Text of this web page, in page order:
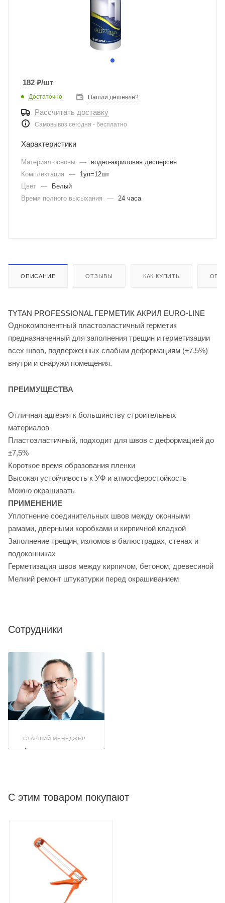
182 ₽/шт
Достаточно Нашли дешевле?
Рассчитать доставку
Самовывоз сегодня - бесплатно
Характеристики
Материал основы —
водно-акриловая дисперсия
Комплектация
—
1уп=12шт
Цвет —
Белый
Время полного высыхания
— 24 часа
ОПИСАНИЕ ОТЗЫВЫ КАК КУПИТЬ
TYTAN PROFESSIONAL ГЕРМЕТИК АКРИЛ EURO-LINE
Однокомпонентный пластоэластичный герметик
предназначенный для заполнения трещин и герметизации
всех швов, подверженных слабым деформациям (±7,5%)
внутри и снаружи помещения.
ПРЕИМУЩЕСТВА
Отличная адгезия к большинству строительных
материалов
Пластоэластичный, подходит для швов с деформацией до
±7,5%
Короткое время образования пленки
Высокая устойчивость к УФ и атмосферостойкость
Можно окрашивать
ПРИМЕНЕНИЕ
Уплотнение соединительных швов между оконными
рамами, дверными коробками и кирпичной кладкой
Заполнение трещин, изломов в балюстрадах, стенах и
подоконниках
Герметизация швов между кирпичом, бетоном, древесиной
Мелкий ремонт штукатурки перед окрашиванием
Сотрудники
СТАРШИЙ МЕНЕДЖЕР
Александр
С этим товаром покупают